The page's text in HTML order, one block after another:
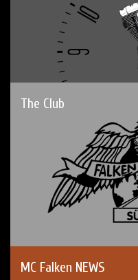
The Club
MC Falken NEWS